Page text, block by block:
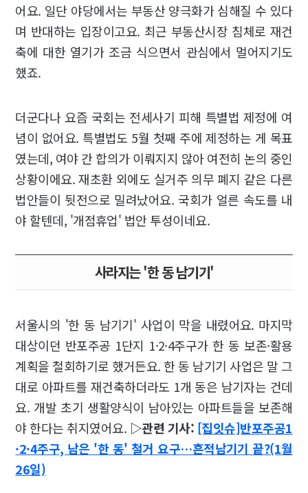
어요. 일단 야당에서는 부동산 양극화가 심해질 수 있다
며 반대하는 입장이고요. 최근 부동산시장 침체로 재건
축에 대한 열기가 조금 식으면서 관심에서 멀어지기도
했죠.
더군다나 요즘 국회는 전세사기 피해 특별법 제정에 여
념이 없어요. 특별법도 5월 첫째 주에 제정하는 게 목표
였는데, 여야 간 합의가 이뤄지지 않아 여전히 논의 중인
상황이에요. 재초환 외에도 실거주 의무 폐지 같은 다른
법안들이 뒷전으로 밀려났어요. 국회가 얼른 속도를 내
야 할텐데, '개점휴업' 법안 투성이네요.
사라지는 '한 동 남기기'
서울시의 '한 동 남기기' 사업이 막을 내렸어요. 마지막
대상이던 반포주공 1단지 1·2·4주구가 한 동 보존·활용
계획을 철회하기로 했거든요. 한 동 남기기 사업은 말 그
대로 아파트를 재건축하더라도 1개 동은 남기자는 건데
요. 개발 초기 생활양식이 남아있는 아파트들을 보존해
야 한다는 취지였어요. ▷관련 기사: [집잇슈]반포주공1
·2·4주구, 남은 '한 동' 철거 요구…흔적남기기 끝?(1월
26일)